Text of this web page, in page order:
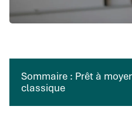
Sommaire : Prêt à
classique